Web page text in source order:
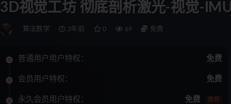
3D视觉工坊 彻底剖析激光-视觉-
算法数学 3年前 0 69 免费
普通用户用户特权： 免费
会员用户特权： 免费
永久会员用户特权： 免费 推荐